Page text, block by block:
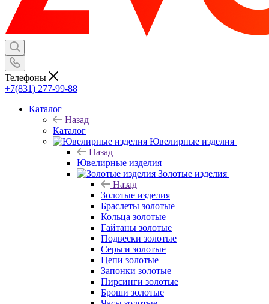
Телефоны
+7(831) 277-99-88
Каталог
Назад
Каталог
Ювелирные изделия
Назад
Ювелирные изделия
Золотые изделия
Назад
Золотые изделия
Браслеты золотые
Кольца золотые
Гайтаны золотые
Подвески золотые
Серьги золотые
Цепи золотые
Запонки золотые
Пирсинги золотые
Броши золотые